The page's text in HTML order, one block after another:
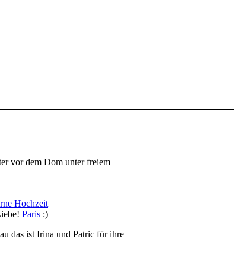
vor dem Dom unter freiem
Hochzeit
Paris :)
das ist Irina und Patric für ihre